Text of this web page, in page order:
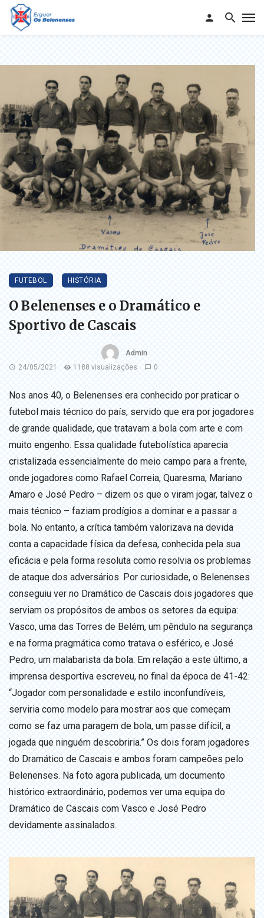
FUTEBOL HISTÓRIA
O Belenenses e o Dramático e
Sportivo de Cascais
Admin
24/05/2021
1188 visualizações 0
Nos anos 40, o Belenenses era conhecido por praticar o
futebol mais técnico do país, servido que era por jogadores
de grande qualidade, que tratavam a bola com arte e com
muito engenho. Essa qualidade futebolística aparecia
cristalizada essencialmente do meio campo para a frente,
onde jogadores como Rafael Correia, Quaresma, Mariano
Amaro e José Pedro – dizem os que o viram jogar, talvez o
mais técnico – faziam prodígios a dominar e a passar a
bola. No entanto, a crítica também valorizava na devida
conta a capacidade física da defesa, conhecida pela sua
eficácia e pela forma resoluta como resolvia os problemas
de ataque dos adversários. Por curiosidade, o Belenenses
conseguiu ver no Dramático de Cascais dois jogadores que
serviam os propósitos de ambos os setores da equipa:
Vasco, uma das Torres de Belém, um pêndulo na segurança
e na forma pragmática como tratava o esférico, e José
Pedro, um malabarista da bola. Em relação a este último, a
imprensa desportiva escreveu, no final da época de 41-42:
“Jogador com personalidade e estilo inconfundíveis,
serviria como modelo para mostrar aos que começam
como se faz uma paragem de bola, um passe difícil, a
jogada que ninguém descobriria.” Os dois foram jogadores
do Dramático de Cascais e ambos foram campeões pelo
Belenenses. Na foto agora publicada, um documento
histórico extraordinário, podemos ver uma equipa do
Dramático de Cascais com Vasco e José Pedro
devidamente assinalados.